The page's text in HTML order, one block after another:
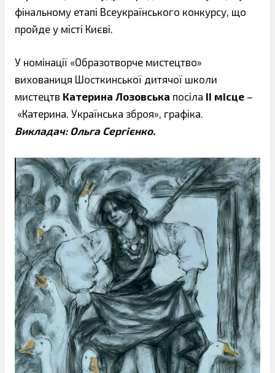
фінальному етапі Всеукраїнського конкурсу, що
пройде у місті Києві.
У номінації «Образотворче мистецтво»
вихованиця Шосткинської дитячої школи
мистецтв Катерина Лозовська посіла ІІ місце –
«Катерина. Українська зброя», графіка.
Викладач: Ольга Сергієнко.